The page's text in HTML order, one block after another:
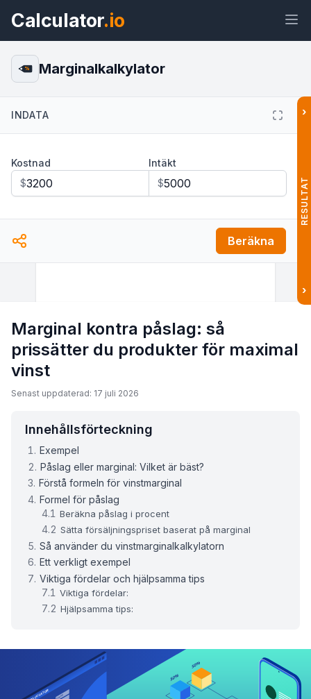
Calculator.io
Förhandsvisning Marginalkalkylator
Widget
% Marginalkalkylator
INDATA
Kostnad
$
Intäkt
$
Beräkna
›
RESULTAT
›
Marginal kontra påslag: så
prissätter du produkter för maximal
vinst
Senast uppdaterad: 17 juli 2026
Innehållsförteckning
Exempel
Påslag eller marginal: Vilket är bäst?
Förstå formeln för vinstmarginal
Formel för påslag
Beräkna påslag i procent
Sätta försäljningspriset baserat på marginal
Så använder du vinstmarginalkalkylatorn
Ett verkligt exempel
Viktiga fördelar och hjälpsamma tips
Viktiga fördelar:
Hjälpsamma tips: